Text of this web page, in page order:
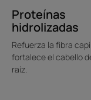
• Doble acción:
• Mejora la
un volumen visible.
Proteínas
hidrolizadas
Refuerza la fibra
fortalece el cabello
raíz.